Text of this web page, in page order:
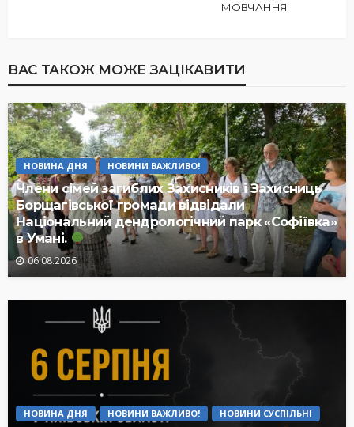
МОВЧАННЯ
ВАС ТАКОЖ МОЖЕ ЗАЦІКАВИТИ
НОВИНА ДНЯ НОВИНИ ВАЖЛИВО!
Члени сімей загиблих Захисників і Захисниць
Борщагівської громади відвідали
Національний дендрологічний парк «Софіївка»
в Умані.
06.08.2026
НОВИНА ДНЯ НОВИНИ ВАЖЛИВО! НОВИНИ СУСПІЛЬНІ